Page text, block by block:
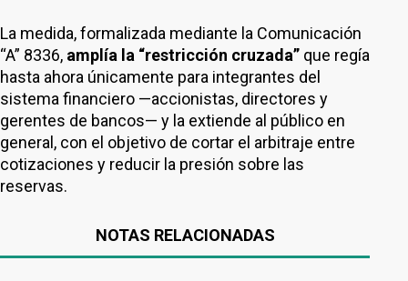
La medida, formalizada mediante la Comunicación
“A” 8336, amplía la “restricción cruzada” que regía
hasta ahora únicamente para integrantes del
sistema financiero —accionistas, directores y
gerentes de bancos— y la extiende al público en
general, con el objetivo de cortar el arbitraje entre
cotizaciones y reducir la presión sobre las
reservas.
NOTAS RELACIONADAS